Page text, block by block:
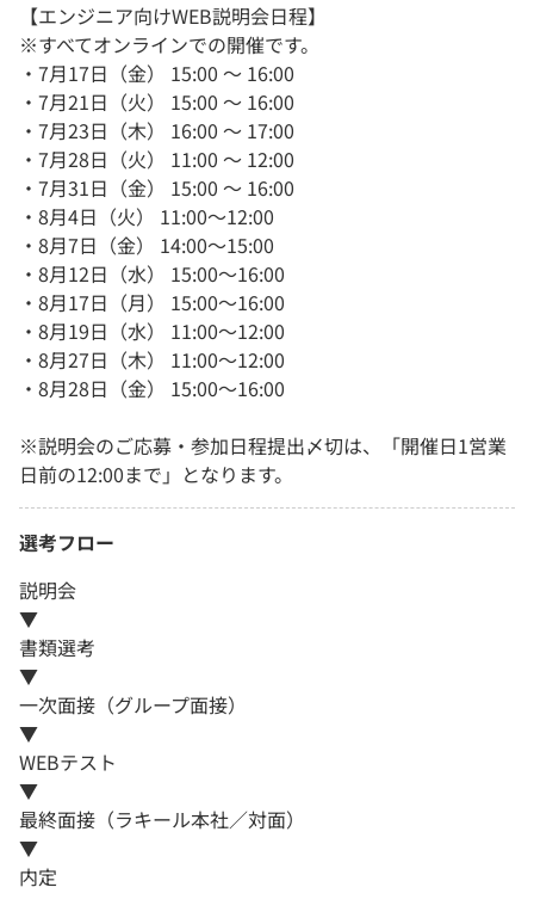
【エンジニア向けWEB説明会日程】
※すべてオンラインでの開催です。
・7月17日（金） 15:00 〜 16:00
・7月21日（火） 15:00 〜 16:00
・7月23日（木） 16:00 〜 17:00
・7月28日（火） 11:00 〜 12:00
・7月31日（金） 15:00 〜 16:00
・8月4日（火） 11:00～12:00
・8月7日（金） 14:00～15:00
・8月12日（水） 15:00～16:00
・8月17日（月） 15:00～16:00
・8月19日（水） 11:00～12:00
・8月27日（木） 11:00～12:00
・8月28日（金） 15:00～16:00
※説明会のご応募・参加日程提出〆切は、「開催日1営業
日前の12:00まで」となります。
選考フロー
説明会
▼
書類選考
▼
一次面接（グループ面接）
▼
WEBテスト
▼
最終面接（ラキール本社／対面）
▼
内定